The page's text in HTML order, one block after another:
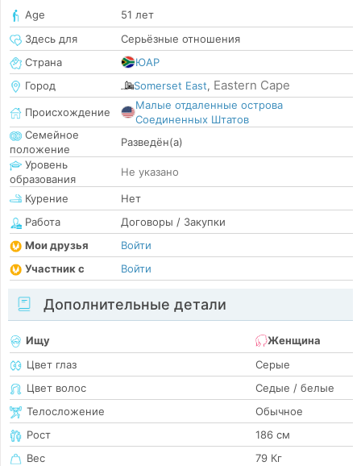
Age
51 лет
Здесь для
Серьёзные отношения
Страна
ЮАР
Город
Somerset East, Eastern Cape
Происхождение
Малые отдаленные острова
Соединенных Штатов
Семейное
положение
Разведён(а)
Уровень
образования
Не указано
Курение
Нет
Работа
Договоры / Закупки
Мои друзья
Войти
Участник с
Войти
Дополнительные детали
Ищу
Женщина
Цвет глаз
Серые
Цвет волос
Седые / белые
Телосложение
Обычное
Рост
186 см
Вес
79 Кг